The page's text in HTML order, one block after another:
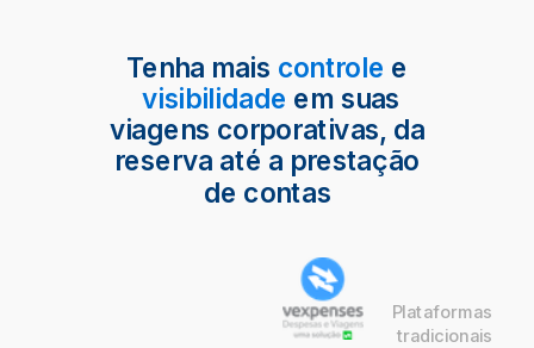
Tenha mais controle e
visibilidade em suas
viagens corporativas, da
reserva até a prestação
de contas
Plataformas
tradicionais